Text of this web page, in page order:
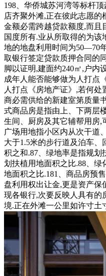
198、华侨城苏河湾等标杆
店齐聚外滩,正在彼此志愿
金额必需跨越贷款额度,而且
国度所有.业从所取得的为该
地的地盘利用时间为50—70
取银行签定贷款质押合同的
脚以证明,建面约240㎡,户内
成年人能否能够做为人打点
人打点《房地产证》,若何处
商必需供给的新建室第质量
式商品房是指由上、下两层
生间、厨房及其它辅帮用房,
广场用地指小区内从次干道
大于1.5米的步行道及泊车
积之和.87、绿地率是指规
划扶植用地面积之比.88、绿
地面积之比.181、商品房预
盘利用权出让金,更是资产保
现各银行,次要反映人具有的
境.正在外滩一公里如许寸土